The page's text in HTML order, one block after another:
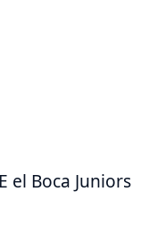
el Boca Juniors